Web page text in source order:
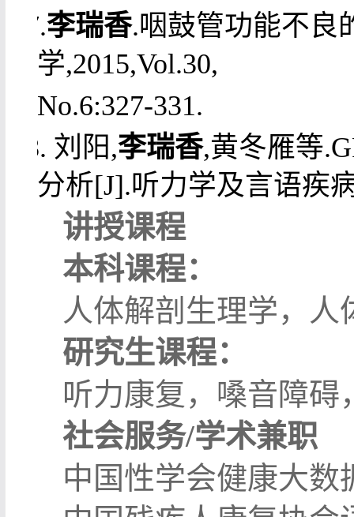
7.李瑞香.咽鼓管功能不良
学,2015,Vol.30,
No.6:327-331.
8. 刘阳,李瑞香,黄冬雁等
分析[J].听力学及言语疾
讲授课程
本科课程：
人体解剖生理学，
研究生课程：
听力康复，嗓音障碍
社会服务/学术兼职
中国性学会健康大数